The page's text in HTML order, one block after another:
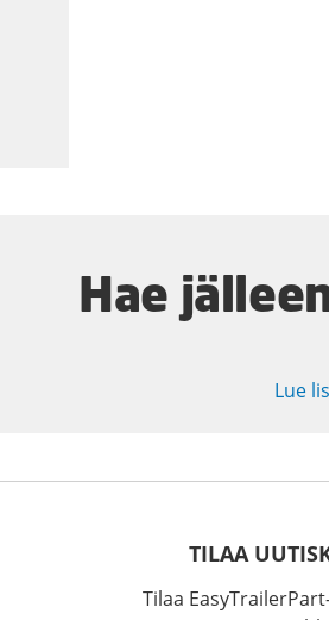
Hae
Lue
TILAA
Tilaa